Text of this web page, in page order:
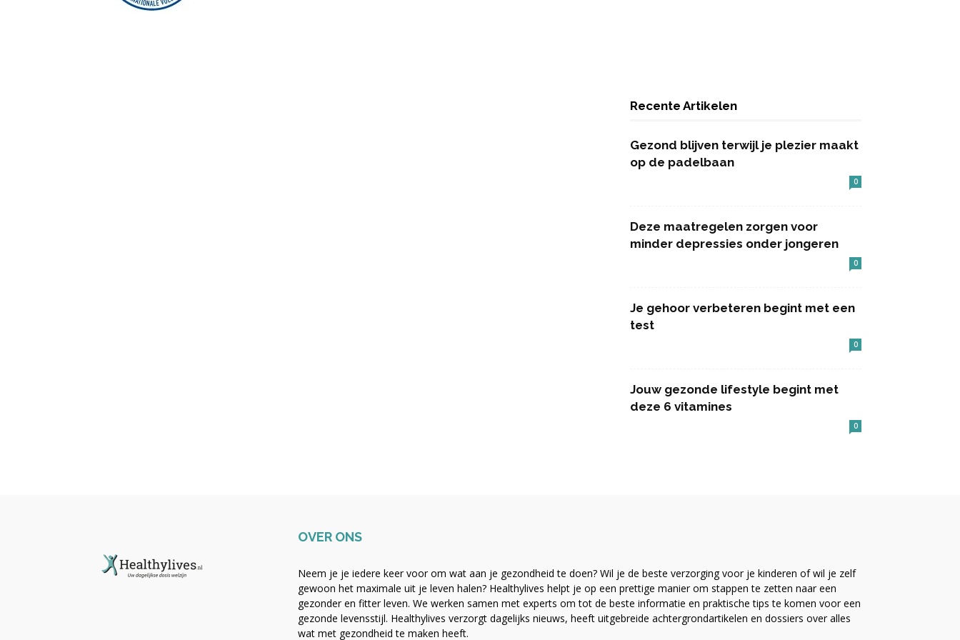
Recente Artikelen
Gezond blijven terwijl je plezier maakt
op de padelbaan
0
Deze maatregelen zorgen voor
minder depressies onder jongeren
0
Je gehoor verbeteren begint met een
test
0
Jouw gezonde lifestyle begint met
deze 6 vitamines
0
OVER ONS
Neem je je iedere keer voor om wat aan je gezondheid te doen? Wil je de beste verzorging voor je kinderen of wil je zelf
gewoon het maximale uit je leven halen? Healthylives helpt je op een prettige manier om stappen te zetten naar een
gezonder en fitter leven. We werken samen met experts om tot de beste informatie en praktische tips te komen voor een
gezonde levensstijl. Healthylives verzorgt dagelijks nieuws, heeft uitgebreide achtergrondartikelen en dossiers over alles
wat met gezondheid te maken heeft.